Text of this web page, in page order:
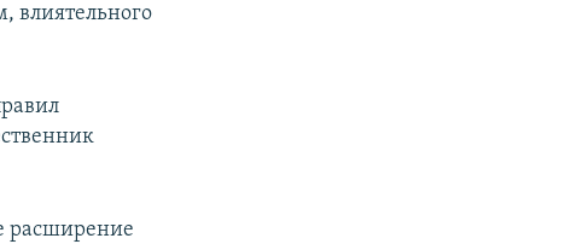
влиятельного
расширение